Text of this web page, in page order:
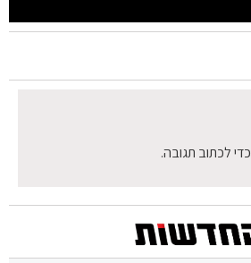
כדי לכתוב תגובה.